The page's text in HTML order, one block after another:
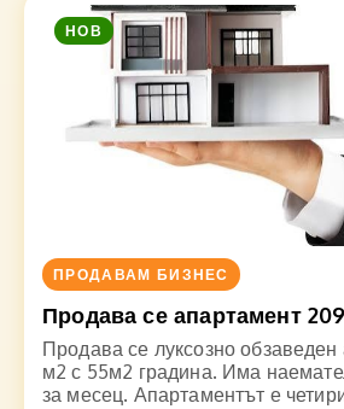
НОВ
ПРОДАВАМ БИЗНЕС
Продава се апартамент
Продава се луксозно
м2 с 55м2 градина. Има
за месец. Апартаментът е